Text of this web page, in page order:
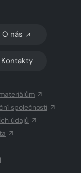
O nás
Kontakty
společnosti
údajů